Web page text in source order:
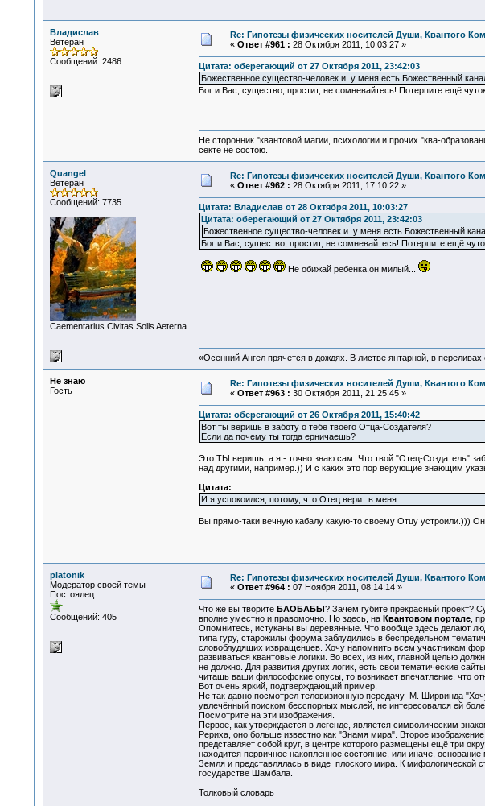
Владислав
Ветеран
Сообщений: 2486
Re: Гипотезы физических носителей Души, Квантого
« Ответ #961 : 28 Октября 2011, 10:03:27 »
Цитата: оберегающий от 27 Октября 2011, 23:42:03
Божественное существо-человек и у меня есть Божественный
Бог и Вас, существо, простит, не сомневайтесь! Потерпите ещё
Не сторонник "квантовой магии, психологии и прочих "ква-
секте не состою.
Quangel
Ветеран
Сообщений: 7735
Сaementarius Civitas Solis Aeterna
Re: Гипотезы физических носителей Души, Квантого
« Ответ #962 : 28 Октября 2011, 17:10:22 »
Цитата: Владислав от 28 Октября 2011, 10:03:27
Цитата: оберегающий от 27 Октября 2011, 23:42:03
Божественное существо-человек и у меня есть Божественный
Бог и Вас, существо, простит, не сомневайтесь! Потерпите ещё
Не обижай ребенка,он милый...
«Осенний Ангел прячется в дождях. В листве янтарной, в переливах
Не знаю
Гость
Re: Гипотезы физических носителей Души, Квантого
« Ответ #963 : 30 Октября 2011, 21:25:45 »
Цитата: оберегающий от 26 Октября 2011, 15:40:42
Вот ты веришь в заботу о тебе твоего Отца-Создателя?
Если да почему ты тогда ерничаешь?
Это ТЫ веришь, а я - точно знаю сам. Что твой "Отец-Создатель"
над другими, например.)) И с каких это пор верующие знающим
Цитата:
И я успокоился, потому, что Отец верит в меня
Вы прямо-таки вечную кабалу какую-то своему Отцу устроили.)))
platonik
Модератор своей темы
Постоялец
Сообщений: 405
Re: Гипотезы физических носителей Души, Квантого
« Ответ #964 : 07 Ноября 2011, 08:14:14 »
Что же вы творите БAОБАБЫ ? Зачем губите прекрасный проект?
вполне уместно и правомочно. Но здесь, на Квантовом портале,
Опомнитесь, истуканы вы деревянные. Что вообще здесь делают
типа гуру, старожилы форума заблудились в беспредельном
словоблудящих извращенцев. Хочу напомнить всем участникам
развиваться квантовые логики. Во всех, из них, главной целью
не должно. Для развития других логик, есть свои тематические
читашь ваши философские опусы, то возникает впечатление, что
Вот очень яркий, подтверждающий пример.
Не так давно посмотрел теловизионную передачу М. Ширвинда
увлечённый поиском бесспорных мыслей, не интересовался ей
Посмотрите на эти изображения.
Первое, как утверждается в легенде, является символическим
Рериха, оно больше известно как "Знамя мира". Второе
представляет собой круг, в центре которого размещены ещё три
находится первичное накопленное состояние, или иначе,
Земля и представлялась в виде плоского мира. К мифологической
государстве Шамбала.
Толковый словарь